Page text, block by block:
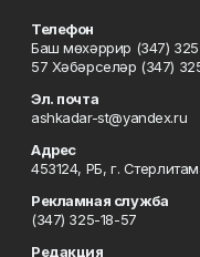
Телефон
Баш мөхәррир (347)
57 Хәбәрселәр (347)
Эл. почта
ashkadar-st@yandex.ru
Адрес
453124, РБ, г.
Рекламная служба
(347) 325-18-57
Редакция